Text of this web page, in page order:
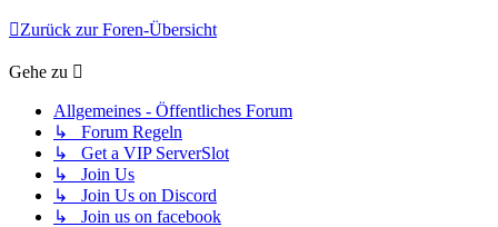
Zurück zur Foren-Übersicht
Gehe zu
Allgemeines - Öffentliches Forum
↳ Forum Regeln
↳ Get a VIP ServerSlot
↳ Join Us
↳ Join Us on Discord
↳ Join us on facebook